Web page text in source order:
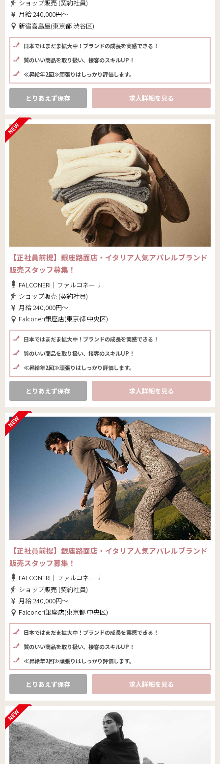
ショップ販売 (契約社員)
月給 240,000円～
新宿高島屋(東京都 渋谷区)
日本ではまだま拡大中！ブランドの成長を実感できる！
質のいい商品を取り扱い、接客のスキルUP！
≪昇給年2回≫頑張りはしっかり評価します。
とりあえず保存 求人詳細を見る
【正社員前提】銀座路面店・イタリア人気アパレルブランド
販売スタッフ募集！
FALCONERI｜ファルコネーリ
ショップ販売 (契約社員)
月給 240,000円～
Falconeri銀座店(東京都 中央区)
日本ではまだま拡大中！ブランドの成長を実感できる！
質のいい商品を取り扱い、接客のスキルUP！
≪昇給年2回≫頑張りはしっかり評価します。
とりあえず保存 求人詳細を見る
【正社員前提】銀座路面店・イタリア人気アパレルブランド
販売スタッフ募集！
FALCONERI｜ファルコネーリ
ショップ販売 (契約社員)
月給 240,000円～
Falconeri銀座店(東京都 中央区)
日本ではまだま拡大中！ブランドの成長を実感できる！
質のいい商品を取り扱い、接客のスキルUP！
≪昇給年2回≫頑張りはしっかり評価します。
とりあえず保存 求人詳細を見る